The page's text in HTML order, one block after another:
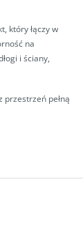
który łączy w
na
i ściany,
przestrzeń pełną